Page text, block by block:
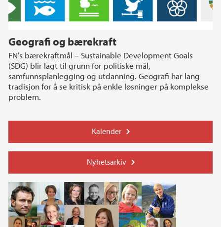
Geografi og bærekraft
FN’s bærekraftmål – Sustainable Development Goals
(SDG) blir lagt til grunn for politiske mål,
samfunnsplanlegging og utdanning. Geografi har lang
tradisjon for å se kritisk på enkle løsninger på komplekse
problem.
Kalender
Nyhetsarkiv